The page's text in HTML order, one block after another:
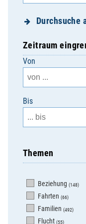
Durchsuche
Zeitraum
Von
Bis
Themen
Beziehung (148)
Fahrten (66)
Familien (492)
Flucht (55)